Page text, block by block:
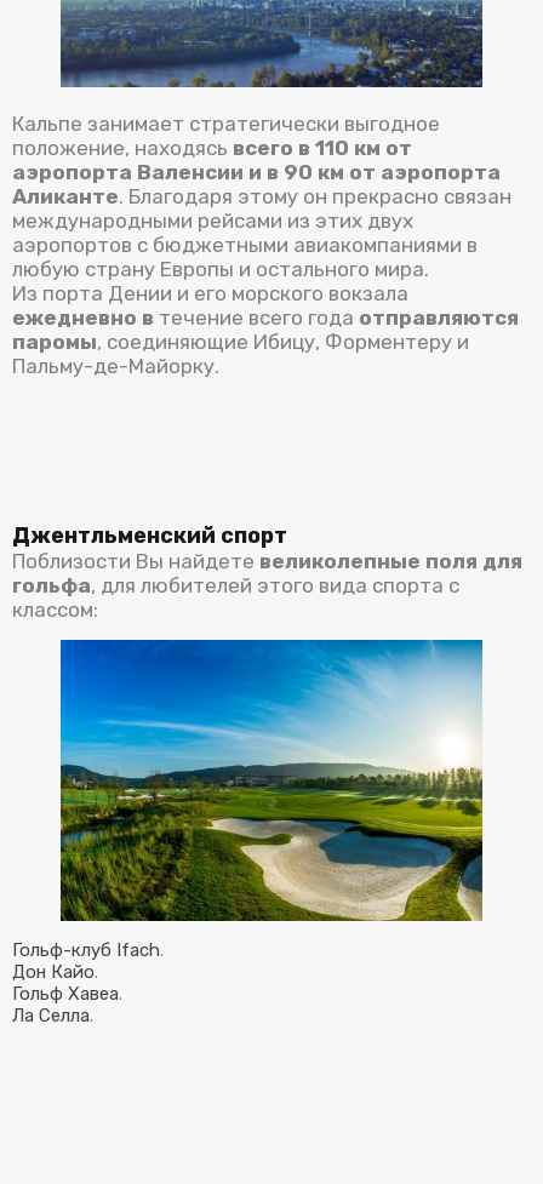
Кальпе занимает стратегически выгодное
положение, находясь всего в 110 км от
аэропорта Валенсии и в 90 км от аэропорта
Аликанте. Благодаря этому он прекрасно связан
международными рейсами из этих двух
аэропортов с бюджетными авиакомпаниями в
любую страну Европы и остального мира.
Из порта Дении и его морского вокзала
ежедневно в течение всего года отправляются
паромы, соединяющие Ибицу, Форментеру и
Пальму-де-Майорку.
Джентльменский спорт
Поблизости Вы найдете великолепные поля для
гольфа, для любителей этого вида спорта с
классом:
Гольф-клуб Ifach.
Дон Кайо.
Гольф Хавеа.
Ла Селла.